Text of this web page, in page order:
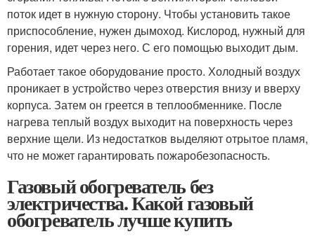
поток идет в нужную сторону. Чтобы установить такое
приспособление, нужен дымоход. Кислород, нужный для
горения, идет через него. С его помощью выходит дым.
Работает такое оборудование просто. Холодный воздух
проникает в устройство через отверстия внизу и вверху
корпуса. Затем он греется в теплообменнике. После
нагрева теплый воздух выходит на поверхность через
верхние щели. Из недостатков выделяют отрытое пламя,
что не может гарантировать пожаробезопасность.
Газовый обогреватель без
электричества. Какой газовый
обогреватель лучше купить